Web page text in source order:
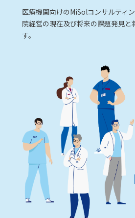
医療機関向けのMiSolコンサルティ
院経営の現在及び将来の課題発見と
す。